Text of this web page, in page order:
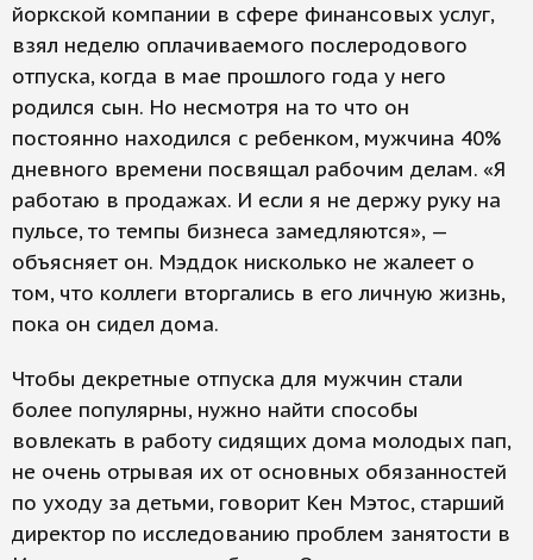
йоркской компании в сфере финансовых услуг,
взял неделю оплачиваемого послеродового
отпуска, когда в мае прошлого года у него
родился сын. Но несмотря на то что он
постоянно находился с ребенком, мужчина 40%
дневного времени посвящал рабочим делам. «Я
работаю в продажах. И если я не держу руку на
пульсе, то темпы бизнеса замедляются», —
объясняет он. Мэддок нисколько не жалеет о
том, что коллеги вторгались в его личную жизнь,
пока он сидел дома.
Чтобы декретные отпуска для мужчин стали
более популярны, нужно найти способы
вовлекать в работу сидящих дома молодых пап,
не очень отрывая их от основных обязанностей
по уходу за детьми, говорит Кен Мэтос, старший
директор по исследованию проблем занятости в